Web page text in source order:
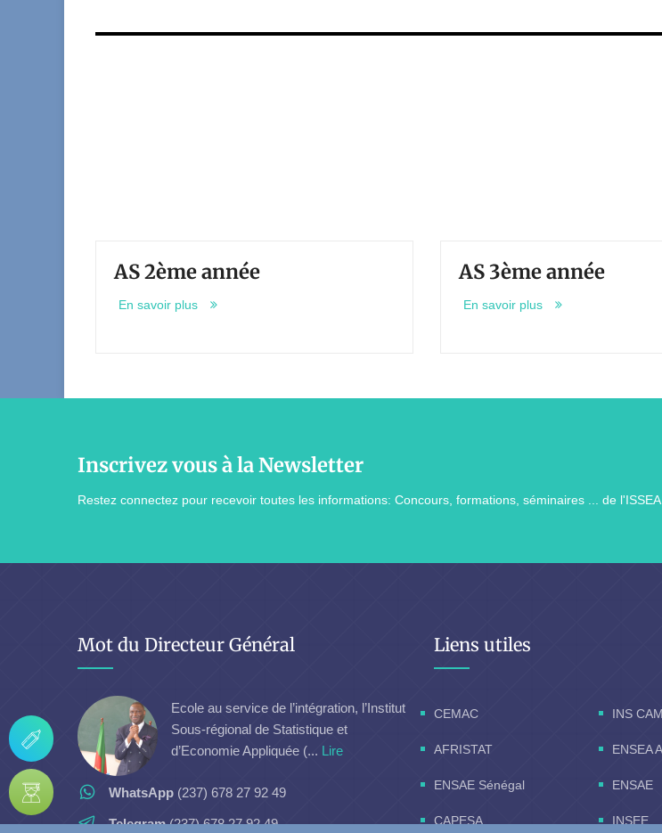
AS 2ème année
En savoir plus
AS 3ème année
En savoir plus
Inscrivez vous à la Newsletter
Restez connectez pour recevoir toutes les informations: Concours, formations, séminaires ... de l'ISSEA.
Mot du Directeur Général
Ecole au service de l’intégration, l’Institut
Sous-régional de Statistique et
d’Economie Appliquée (... Lire
WhatsApp (237) 678 27 92 49
Telegram(237) 678 27 92 49
Liens utiles
CEMAC INS
AFRISTAT ENSEA
ENSAE Sénégal ENSAE
CAPESA INSEE